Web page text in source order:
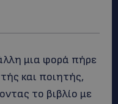
μια φορά πήρε
και ποιητής,
το βιβλίο με